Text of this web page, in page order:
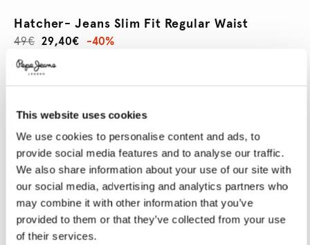
This website uses cookies
We use cookies to personalise content and ads, to
provide social media features and to analyse our traffic.
We also share information about your use of our site with
our social media, advertising and analytics partners who
may combine it with other information that you’ve
provided to them or that they’ve collected from your use
of their services.
Hatcher- Jeans Slim Fit Regular Waist
29,40€
49€ -40%
Promotions
Variations
FARBEN: Bleach Blue Faded
8 10 12 14 16
Größentabelle